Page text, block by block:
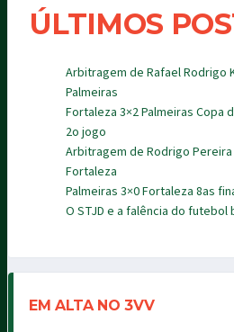
ÚLTIMOS
Arbitragem de Rafael Rodrigo
Palmeiras
Fortaleza 3×2 Palmeiras Copa
2o jogo
Arbitragem de Rodrigo Pereira
Fortaleza
Palmeiras 3×0 Fortaleza 8as
O STJD e a falência do futebol
EM ALTA NO 3VV